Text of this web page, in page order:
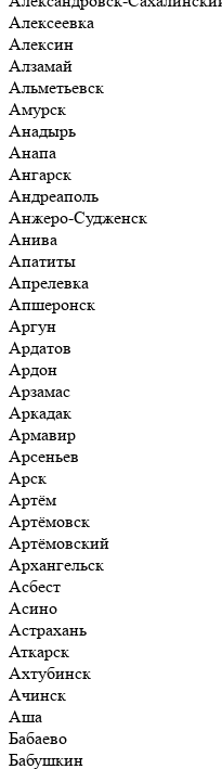
Алексеевка
Алексин
Алзамай
Альметьевск
Амурск
Анадырь
Анапа
Ангарск
Андреаполь
Анжеро-Судженск
Анива
Апатиты
Апрелевка
Апшеронск
Аргун
Ардатов
Ардон
Арзамас
Аркадак
Армавир
Арсеньев
Арск
Артём
Артёмовск
Артёмовский
Архангельск
Асбест
Асино
Астрахань
Аткарск
Ахтубинск
Ачинск
Аша
Бабаево
Бабушкин